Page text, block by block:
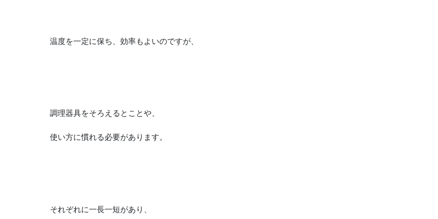
温度を一定に保ち、効率もよいのですが、
調理器具をそろえるとことや、
使い方に慣れる必要があります。
それぞれに一長一短があり、